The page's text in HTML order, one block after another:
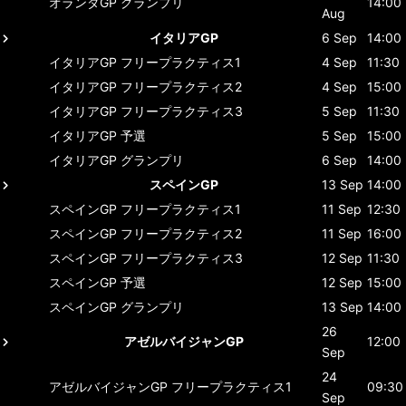
Aug
イタリアGP 6 Sep
14:00
イタリアGP フリープラクティス1 4 Sep
11:30
イタリアGP フリープラクティス2 4 Sep
15:00
イタリアGP フリープラクティス3 5 Sep
11:30
イタリアGP 予選 5 Sep
15:00
イタリアGP グランプリ 6 Sep
14:00
スペインGP
13 Sep 14:00
スペインGP フリープラクティス1 11 Sep 12:30
スペインGP フリープラクティス2 11 Sep 16:00
スペインGP フリープラクティス3 12 Sep 11:30
スペインGP 予選 12 Sep 15:00
スペインGP グランプリ 13 Sep 14:00
アゼルバイジャンGP
26
Sep
12:00
アゼルバイジャンGP フリープラクティス1
24
Sep
09:30